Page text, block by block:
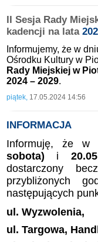
II Sesja Rady
kadencji na lata
Informujemy, że w
Ośrodku Kultury w
Rady Miejskiej w
2024 – 2029.
piątek, 17.05.2024 14:56
INFORMACJA
Informuję, że
sobota) i
dostarczony
przybliżonych
następujących
ul. Wyzwolenia,
ul. Targowa,